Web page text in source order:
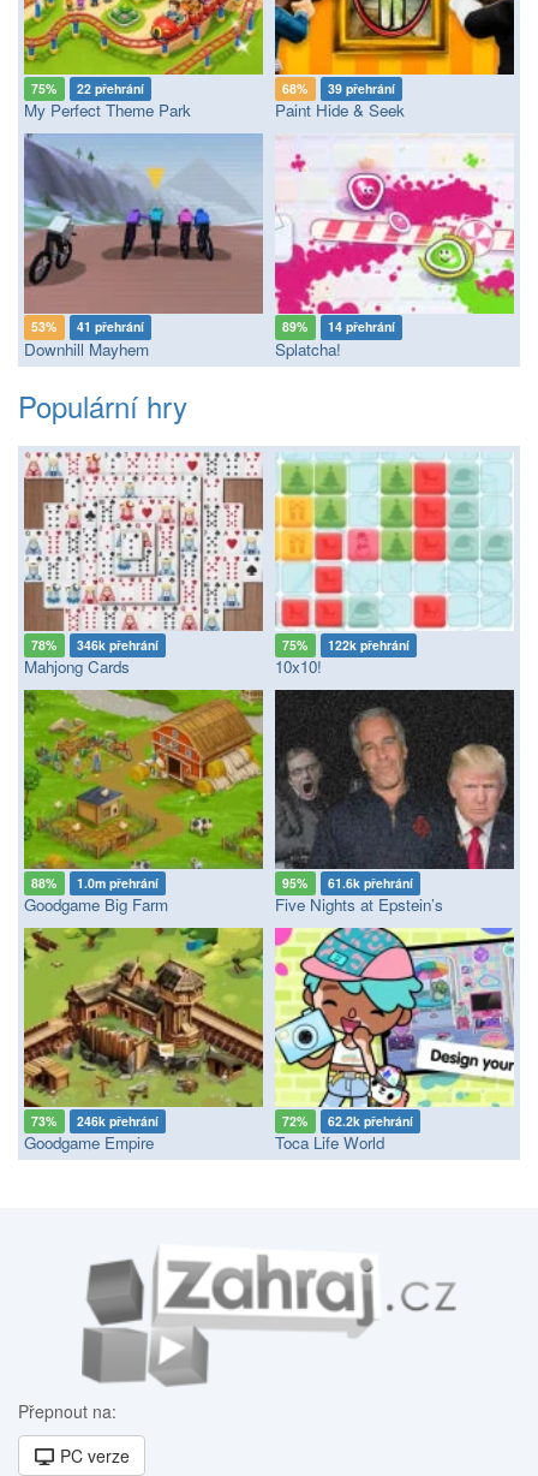
75% 22 přehrání
My Perfect Theme Park
68% 39 přehrání
Paint Hide & Seek
53% 41 přehrání
Downhill Mayhem
89% 14 přehrání
Splatcha!
Populární hry
78% 346k přehrání
Mahjong Cards
75% 122k přehrání
10x10!
88% 1.0m přehrání
Goodgame Big Farm
95% 61.6k přehrání
Five Nights at Epstein’s
73% 246k přehrání
Goodgame Empire
72% 62.2k přehrání
Toca Life World
Přepnout na:
PC verze